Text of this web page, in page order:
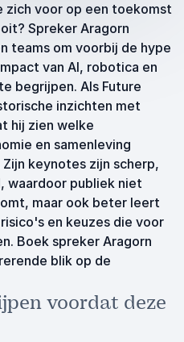
zich voor op een toekomst
Spreker Aragorn
teams om voorbij de hype
van AI, robotica en
begrijpen. Als Future
inzichten met
hij zien welke
en samenleving
keynotes zijn scherp,
waardoor publiek niet
maar ook beter leert
en keuzes die voor
Boek spreker Aragorn
blik op de
voordat deze